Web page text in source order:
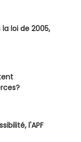
la loi de 2005,
l'APF